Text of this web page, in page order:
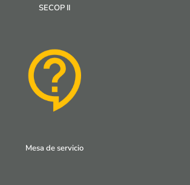
SECOP II
Mesa de servicio